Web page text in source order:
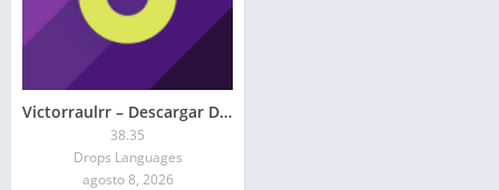
Victorraulrr – Descargar Drops Premium APK 2026: Desbloqueado
38.35
Drops Languages
agosto 8, 2026